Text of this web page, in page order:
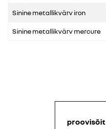
Sinine metallikvärv iron
Sinine metallikvärv mercure
proovisõit